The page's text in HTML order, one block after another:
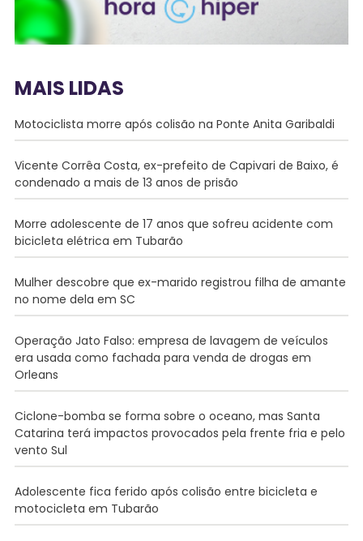
MAIS LIDAS
Motociclista morre após colisão na Ponte Anita Garibaldi
Vicente Corrêa Costa, ex-prefeito de Capivari de Baixo, é
condenado a mais de 13 anos de prisão
Morre adolescente de 17 anos que sofreu acidente com
bicicleta elétrica em Tubarão
Mulher descobre que ex-marido registrou filha de amante
no nome dela em SC
Operação Jato Falso: empresa de lavagem de veículos
era usada como fachada para venda de drogas em
Orleans
Ciclone-bomba se forma sobre o oceano, mas Santa
Catarina terá impactos provocados pela frente fria e pelo
vento Sul
Adolescente fica ferido após colisão entre bicicleta e
motocicleta em Tubarão